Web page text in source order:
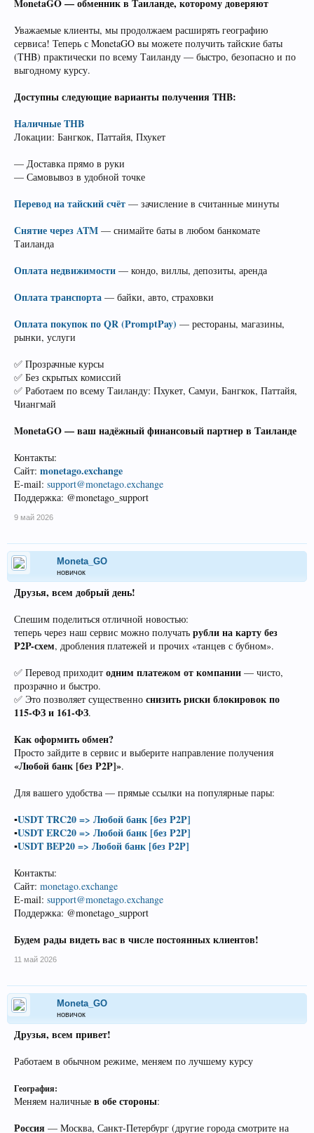
MonetaGO — обменник в Таиланде, которому доверяют
Уважаемые клиенты, мы продолжаем расширять географию
сервиса! Теперь с MonetaGO вы можете получить тайские баты
(THB) практически по всему Таиланду — быстро, безопасно и по
выгодному курсу.
Доступны следующие варианты получения THB:
Наличные THB
Локации: Бангкок, Паттайя, Пхукет
— Доставка прямо в руки
— Самовывоз в удобной точке
Перевод на тайский счёт — зачисление в считанные минуты
Снятие через ATM — снимайте баты в любом банкомате
Таиланда
Оплата недвижимости — кондо, виллы, депозиты, аренда
Оплата транспорта — байки, авто, страховки
Оплата покупок по QR (PromptPay) — рестораны, магазины,
рынки, услуги
✅ Прозрачные курсы
✅ Без скрытых комиссий
✅ Работаем по всему Таиланду: Пхукет, Самуи, Бангкок, Паттайя,
Чиангмай
MonetaGO — ваш надёжный финансовый партнер в Таиланде
Контакты:
Сайт: monetago.exchange
E-mail: support@monetago.exchange
Поддержка: @monetago_support
9 май 2026
Moneta_GO
новичок
Друзья, всем добрый день!
Спешим поделиться отличной новостью:
теперь через наш сервис можно получать рубли на карту без
P2P-схем, дробления платежей и прочих «танцев с бубном».
✅ Перевод приходит одним платежом от компании — чисто,
прозрачно и быстро.
✅ Это позволяет существенно снизить риски блокировок по
115-ФЗ и 161-ФЗ.
Как оформить обмен?
Просто зайдите в сервис и выберите направление получения
«Любой банк [без P2P]».
Для вашего удобства — прямые ссылки на популярные пары:
▪️USDT TRC20 => Любой банк [без P2P]
▪️USDT ERC20 => Любой банк [без P2P]
▪️USDT BEP20 => Любой банк [без P2P]
Контакты:
Сайт: monetago.exchange
E-mail: support@monetago.exchange
Поддержка: @monetago_support
Будем рады видеть вас в числе постоянных клиентов!
11 май 2026
Moneta_GO
новичок
Друзья, всем привет!
Работаем в обычном режиме, меняем по лучшему курсу
География:
Меняем наличные в обе стороны:
Россия — Москва, Санкт-Петербург (другие города смотрите на